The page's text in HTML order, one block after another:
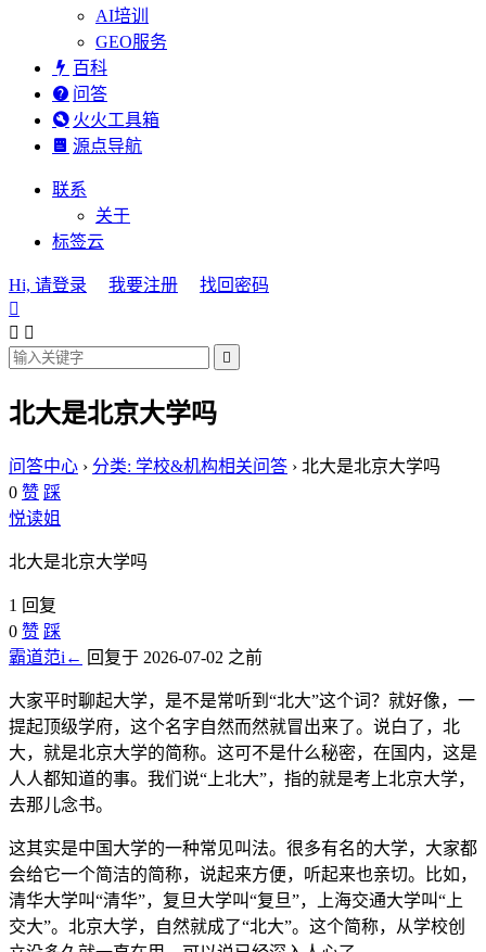
AI培训
GEO服务
百科
问答
火火工具箱
源点导航
联系
关于
标签云
Hi, 请登录 我要注册
找回密码

 

北大是北京大学吗
问答中心 › 分类: 学校&机构相关问答 › 北大是北京大学吗
0 赞 踩
悦读姐
北大是北京大学吗
1 回复
0 赞 踩
霸道范i← 回复于 2026-07-02 之前
大家平时聊起大学，是不是常听到“北大”这个词？就好像，一
提起顶级学府，这个名字自然而然就冒出来了。说白了，北
大，就是北京大学的简称。这可不是什么秘密，在国内，这是
人人都知道的事。我们说“上北大”，指的就是考上北京大学，
去那儿念书。
这其实是中国大学的一种常见叫法。很多有名的大学，大家都
会给它一个简洁的简称，说起来方便，听起来也亲切。比如，
清华大学叫“清华”，复旦大学叫“复旦”，上海交通大学叫“上
交大”。北京大学，自然就成了“北大”。这个简称，从学校创